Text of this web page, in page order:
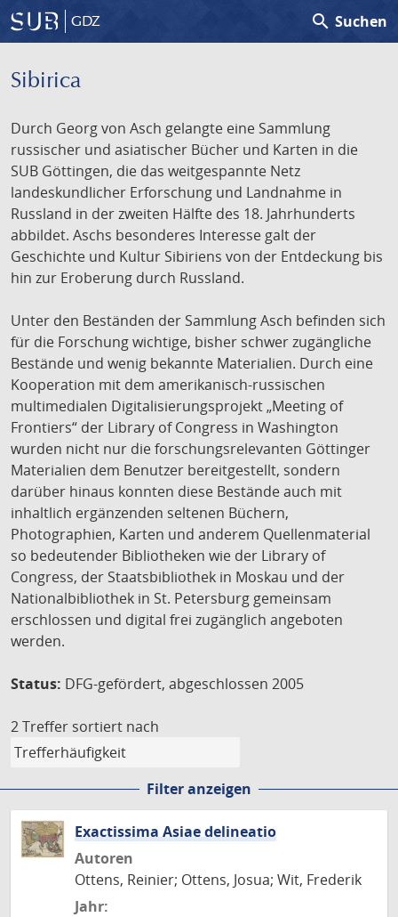
GDZ search Suchen
Sibirica
Durch Georg von Asch gelangte eine Sammlung
russischer und asiatischer Bücher und Karten in die
SUB Göttingen, die das weitgespannte Netz
landeskundlicher Erforschung und Landnahme in
Russland in der zweiten Hälfte des 18. Jahrhunderts
abbildet. Aschs besonderes Interesse galt der
Geschichte und Kultur Sibiriens von der Entdeckung bis
hin zur Eroberung durch Russland.
Unter den Beständen der Sammlung Asch befinden sich
für die Forschung wichtige, bisher schwer zugängliche
Bestände und wenig bekannte Materialien. Durch eine
Kooperation mit dem amerikanisch-russischen
multimedialen Digitalisierungsprojekt „Meeting of
Frontiers“ der Library of Congress in Washington
wurden nicht nur die forschungsrelevanten Göttinger
Materialien dem Benutzer bereitgestellt, sondern
darüber hinaus konnten diese Bestände auch mit
inhaltlich ergänzenden seltenen Büchern,
Photographien, Karten und anderem Quellenmaterial
so bedeutender Bibliotheken wie der Library of
Congress, der Staatsbibliothek in Moskau und der
Nationalbibliothek in St. Petersburg gemeinsam
erschlossen und digital frei zugänglich angeboten
werden.
Status: DFG-gefördert, abgeschlossen 2005
2 Treffer sortiert nach
Filter anzeigen
Exactissima Asiae delineatio
Autoren
Ottens, Reinier; Ottens, Josua; Wit, Frederik
Jahr: